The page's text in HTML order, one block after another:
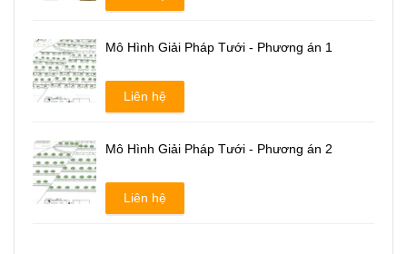
Mô Hình Giải Pháp Tưới - Phương án 1
Liên hệ
Mô Hình Giải Pháp Tưới - Phương án 2
Liên hệ